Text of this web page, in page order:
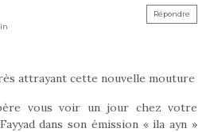
attrayant cette nouvelle mouture
vous voir un jour chez votre
dans son émission « ila ayn »
Répondre